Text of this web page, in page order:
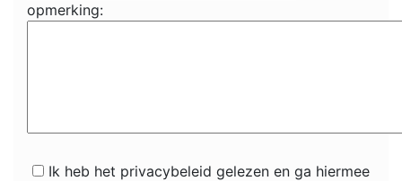
opmerking:
Ik heb het privacybeleid gelezen en ga hiermee